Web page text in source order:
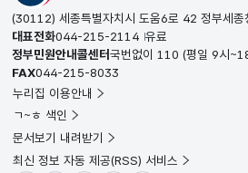
(30112) 세종특별자치시 도움6로 42 정부세종
대표전화044-215-2114 유료
정부민원안내콜센터국번없이 110 (평일 9시
FAX044-215-8033
누리집 이용안내
ㄱ~ㅎ 색인
문서보기 내려받기
최신 정보 자동 제공(RSS) 서비스